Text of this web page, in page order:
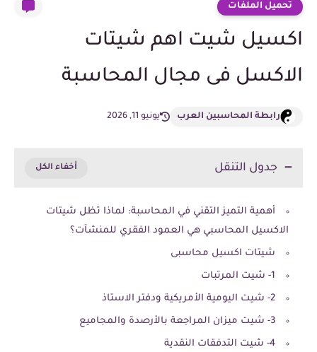
تحميل الملفات
اكسيل شيت اهم شيتات
الاكسل فى مجال المحاسبة
رابطة المحاسبين العرب يونيو 11, 2026
جدول التنقل
أهمية التميز التقني في المحاسبة: لماذا تظل شيتات
الاكسيل المحاسبي هي العمود الفقري للمنشآت؟
شيتات اكسيل محاسبى
1- شيت المرتبات
2- شيت اليومية الأمريكية ودفتر الاستاذ
3- شيت ميزان المراجعة بالأرصدة والمجاميع
4- شيت التدفقات النقدية